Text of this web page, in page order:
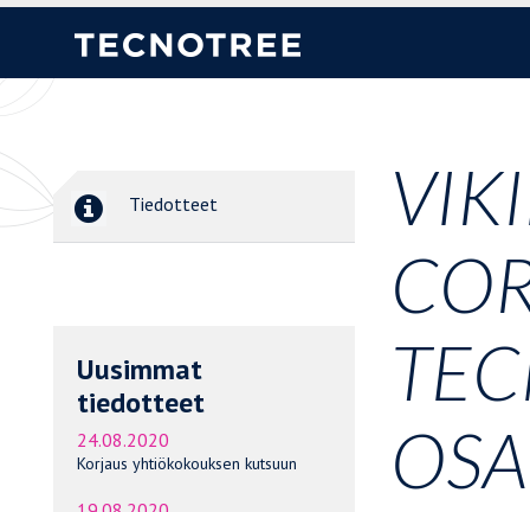
Tiedotteet
Uusimmat
tiedotteet
24.08.2020
Korjaus yhtiökokouksen kutsuun